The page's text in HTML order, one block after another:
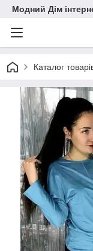
Модний Дім
Каталог